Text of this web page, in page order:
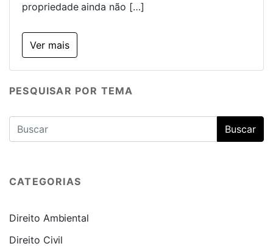
propriedade ainda não […]
Ver mais
PESQUISAR POR TEMA
CATEGORIAS
Direito Ambiental
Direito Civil